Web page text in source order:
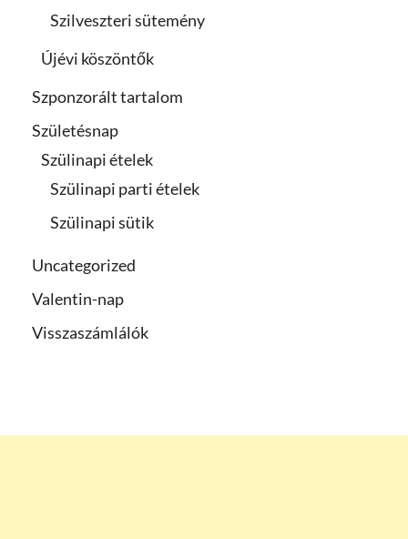
Szilveszteri sütemény
Újévi köszöntők
Szponzorált tartalom
Születésnap
Szülinapi ételek
Szülinapi parti ételek
Szülinapi sütik
Uncategorized
Valentin-nap
Visszaszámlálók